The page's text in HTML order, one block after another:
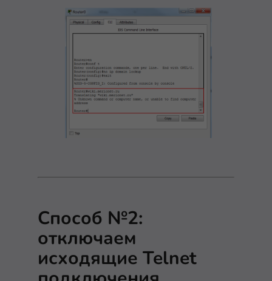
Способ №2:
отключаем
исходящие Telnet